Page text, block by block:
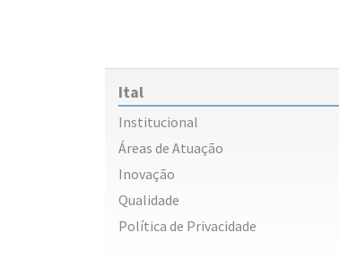
Ital
Institucional
Áreas de Atuação
Inovação
Qualidade
Política de Privacidade